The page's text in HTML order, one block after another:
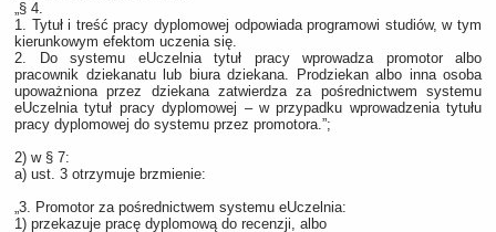
„§ 4.
1. Tytuł i treść pracy dyplomowej odpowiada programowi studiów, w tym
kierunkowym efektom uczenia się.
2. Do systemu eUczelnia tytuł pracy wprowadza promotor albo
pracownik dziekanatu lub biura dziekana. Prodziekan albo inna osoba
upoważniona przez dziekana zatwierdza za pośrednictwem systemu
eUczelnia tytuł pracy dyplomowej – w przypadku wprowadzenia tytułu
pracy dyplomowej do systemu przez promotora.”;
2) w § 7:
a) ust. 3 otrzymuje brzmienie:
„3. Promotor za pośrednictwem systemu eUczelnia:
1) przekazuje pracę dyplomową do recenzji, albo